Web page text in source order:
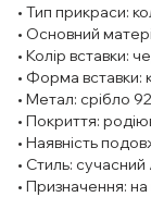
• Тип прикраси:
• Основний
• Колір вставки:
• Форма вставки:
• Метал: срібло
• Покриття:
• Наявність
• Стиль:
• Призначення: